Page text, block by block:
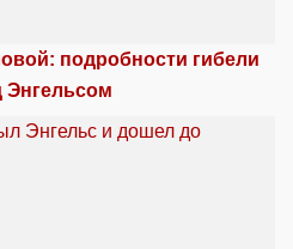
подробности гибели
Энгельсом